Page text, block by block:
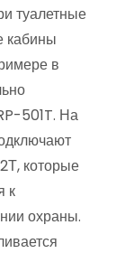
туалетные
кабины
в
501T. На
которые
к
охраны.